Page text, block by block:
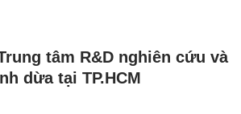
tâm R&D nghiên cứu và
dừa tại TP.HCM